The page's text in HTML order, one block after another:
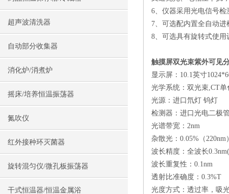
超声波清洗器
自动部分收集器
消化炉/消煮炉
摇床/培养恒温振荡器
氮吹仪
红外接种环灭菌器
旋转混匀仪/微孔板振荡器
干式恒温器/恒温金属浴
6、仪器采用光电信号
7、可选配内置全自动
8、可选具有旋转式使
触摸屏双光束紫外可见
显示屏：10.1英寸
光学系统：双光束,CT单
光源：进口氘灯 钨灯
检测器：进口光电二极
光谱带宽：2nm
杂散光：0.05%（220nm
波长精度：全波长
波长重复性：0.1nm
透射比准确度：0.3%T
光度方式：透过率，吸